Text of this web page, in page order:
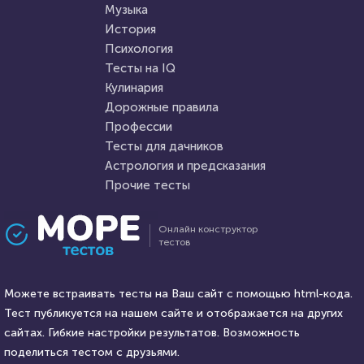
Пройти тест
27 августа 2021 8008
Прочие тесты
голливудских актеров?
balynskiy HTML - код
12 декабря 2021
Проходили 181 раз
Правда или ложь: тело
человека
Онлайн конструктор
тестов
Можете встраивать тесты на Ваш сайт с помощью html-кода.
Тест публикуется на нашем сайте и отображается на других
сайтах. Гибкие настройки результатов. Возможность
поделиться тестом с друзьями.
Музыка
История
Психология
Тесты на IQ
Кулинария
Дорожные правила
Профессии
Тесты для дачников
Астрология и предсказания
Прочие тесты